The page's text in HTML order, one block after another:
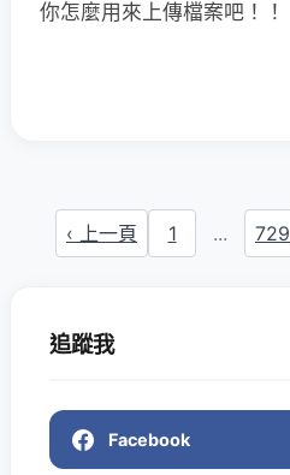
你怎麼用來上傳檔案吧！！
‹ 上一頁 1 ... 729
追蹤我
Facebook